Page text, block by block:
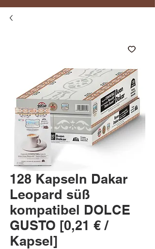
128 Kapseln Dakar
Leopard süß
kompatibel DOLCE
GUSTO [0,21 € /
Kapsel]